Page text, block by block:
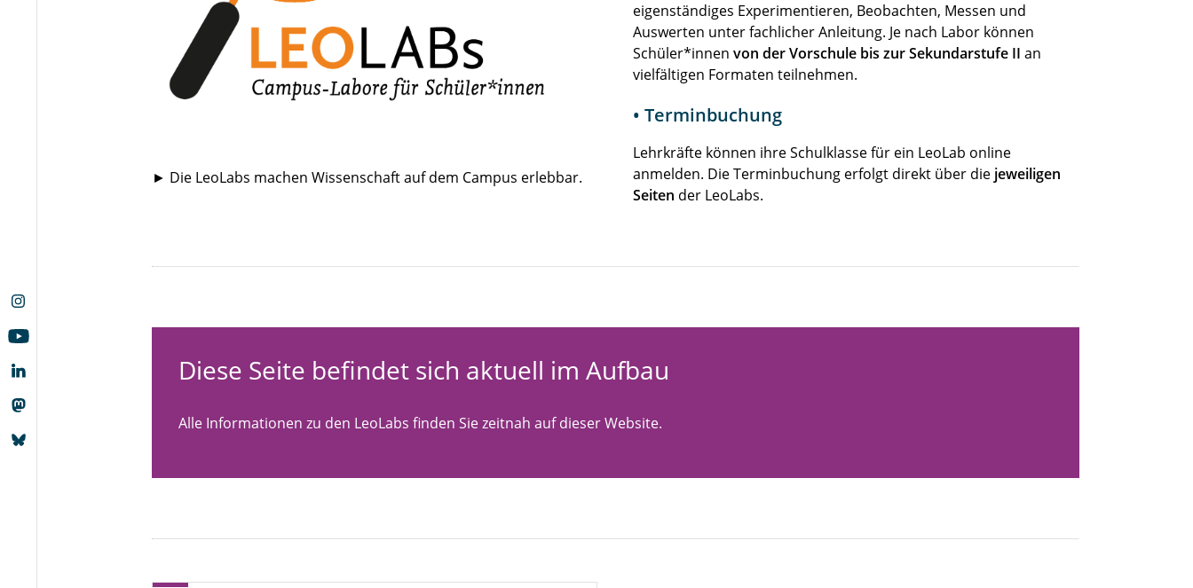
► Die LeoLabs machen Wissenschaft auf dem Campus erlebbar.
eigenständiges Experimentieren, Beobachten, Messen und
Auswerten unter fachlicher Anleitung. Je nach Labor können
Schüler*innen von der Vorschule bis zur Sekundarstufe II an
vielfältigen Formaten teilnehmen.
• Terminbuchung
Lehrkräfte können ihre Schulklasse für ein LeoLab online
anmelden. Die Terminbuchung erfolgt direkt über die jeweiligen
Seiten der LeoLabs.
Diese Seite befindet sich aktuell im Aufbau
Alle Informationen zu den LeoLabs finden Sie zeitnah auf dieser Website.